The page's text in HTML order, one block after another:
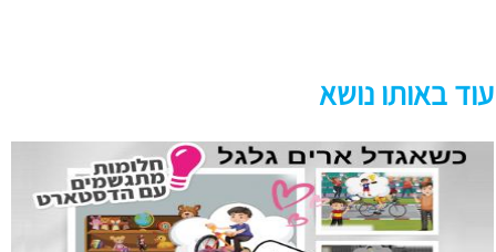
עוד באותו נושא